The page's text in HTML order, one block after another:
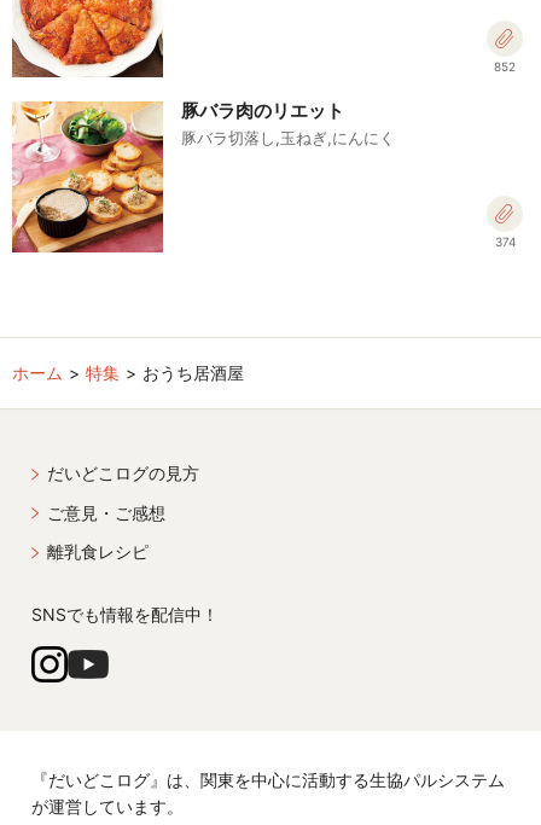
852
豚バラ肉のリエット
豚バラ切落し,玉ねぎ,にんにく
374
ホーム 特集 おうち居酒屋
だいどこログの見方
ご意見・ご感想
離乳食レシピ
SNSでも情報を配信中！
『だいどこログ』は、関東を中心に活動する生協パルシステム
が運営しています。